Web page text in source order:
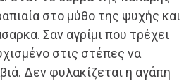
στο μύθο της ψυχής και
Σαν αγρίμι που τρέχει
στις στέπες να
Δεν φυλακίζεται η αγάπη